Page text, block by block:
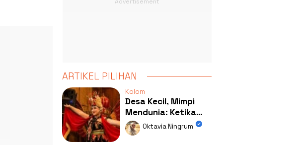
ARTIKEL PILIHAN
Kolom
Desa Kecil, Mimpi
Mendunia: Ketika
Kolaborasi
Mengubah Wajah
Oktavia Ningrum